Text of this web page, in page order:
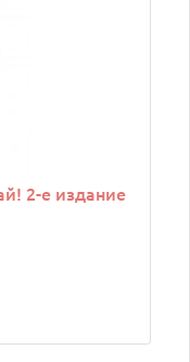
2-е издание